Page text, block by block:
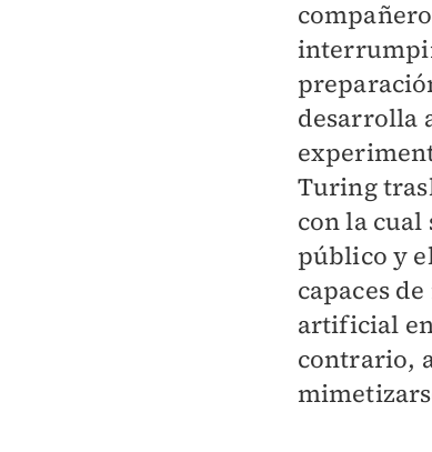
desarrolla
Turing
con la cual
público y
capaces
artificial
contrario,